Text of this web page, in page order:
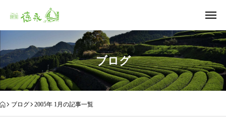
ブログ
ブログ 2005年 1月の記事一覧